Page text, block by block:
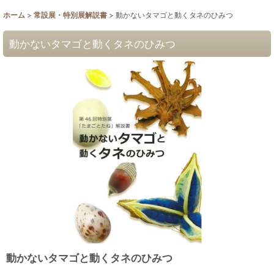
ホーム > 常設展・特別展解説書 > 動かないタマゴと動くタネのひみつ
動かないタマゴと動くタネのひみつ
動かないタマゴと動くタネのひみつ